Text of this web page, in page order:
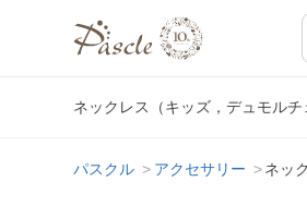
ネックレス（キッズ，デュモル
パスクル アクセサリー ネッ